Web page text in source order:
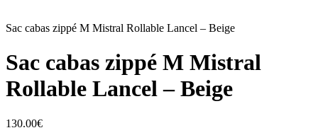
Sac cabas zippé M Mistral Rollable Lancel – Beige
Sac cabas zippé M Mistral
Rollable Lancel – Beige
130.00€